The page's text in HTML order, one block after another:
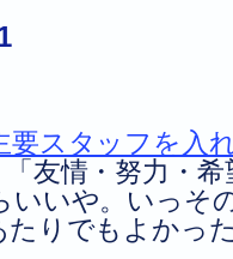
要スタッフを入
「友情・努力・
いいや。いっそ
たりでもよかっ